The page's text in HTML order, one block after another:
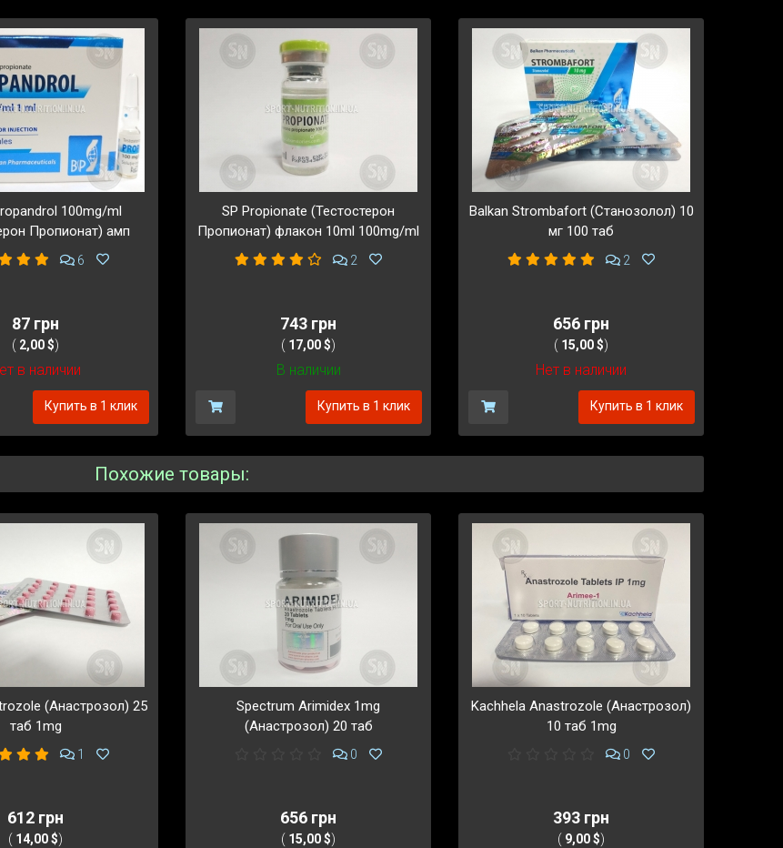
100mg/ml
Пропионат) амп
6
87 грн
( 2,00 $)
в наличии
Купить в 1 клик
SP Propionate (Тестостерон
Пропионат) флакон 10ml 100mg/ml
2
743 грн
( 17,00 $)
В наличии
Купить в 1 клик
Balkan Strombafort (Станозолол) 10
мг 100 таб
2
656 грн
( 15,00 $)
Нет в наличии
Купить в 1 клик
Похожие товары:
(Анастрозол) 25
таб 1mg
1
612 грн
( 14,00 $)
Spectrum Arimidex 1mg
(Анастрозол) 20 таб
0
656 грн
( 15,00 $)
Kachhela Anastrozole (Анастрозол)
10 таб 1mg
0
393 грн
( 9,00 $)